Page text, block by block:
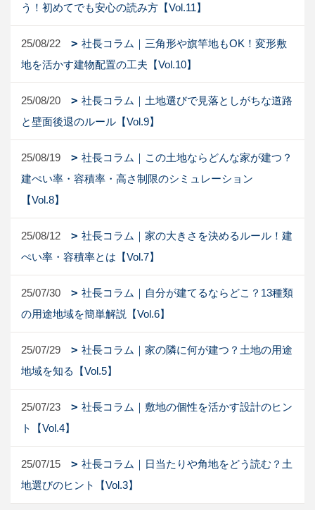
う！初めてでも安心の読み方【Vol.11】
25/08/22
社長コラム｜三角形や旗竿地もOK！変形敷
地を活かす建物配置の工夫【Vol.10】
25/08/20
社長コラム｜土地選びで見落としがちな道路
と壁面後退のルール【Vol.9】
25/08/19
社長コラム｜この土地ならどんな家が建つ？
建ぺい率・容積率・高さ制限のシミュレーション
【Vol.8】
25/08/12
社長コラム｜家の大きさを決めるルール！建
ぺい率・容積率とは【Vol.7】
25/07/30
社長コラム｜自分が建てるならどこ？13種類
の用途地域を簡単解説【Vol.6】
25/07/29
社長コラム｜家の隣に何が建つ？土地の用途
地域を知る【Vol.5】
25/07/23
社長コラム｜敷地の個性を活かす設計のヒン
ト【Vol.4】
25/07/15
社長コラム｜日当たりや角地をどう読む？土
地選びのヒント【Vol.3】